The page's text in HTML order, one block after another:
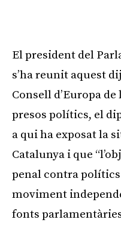
El president del
s’ha reunit aquest
Consell d’Europa
presos polítics, el
a qui ha exposat la
Catalunya i que
penal contra
moviment
fonts